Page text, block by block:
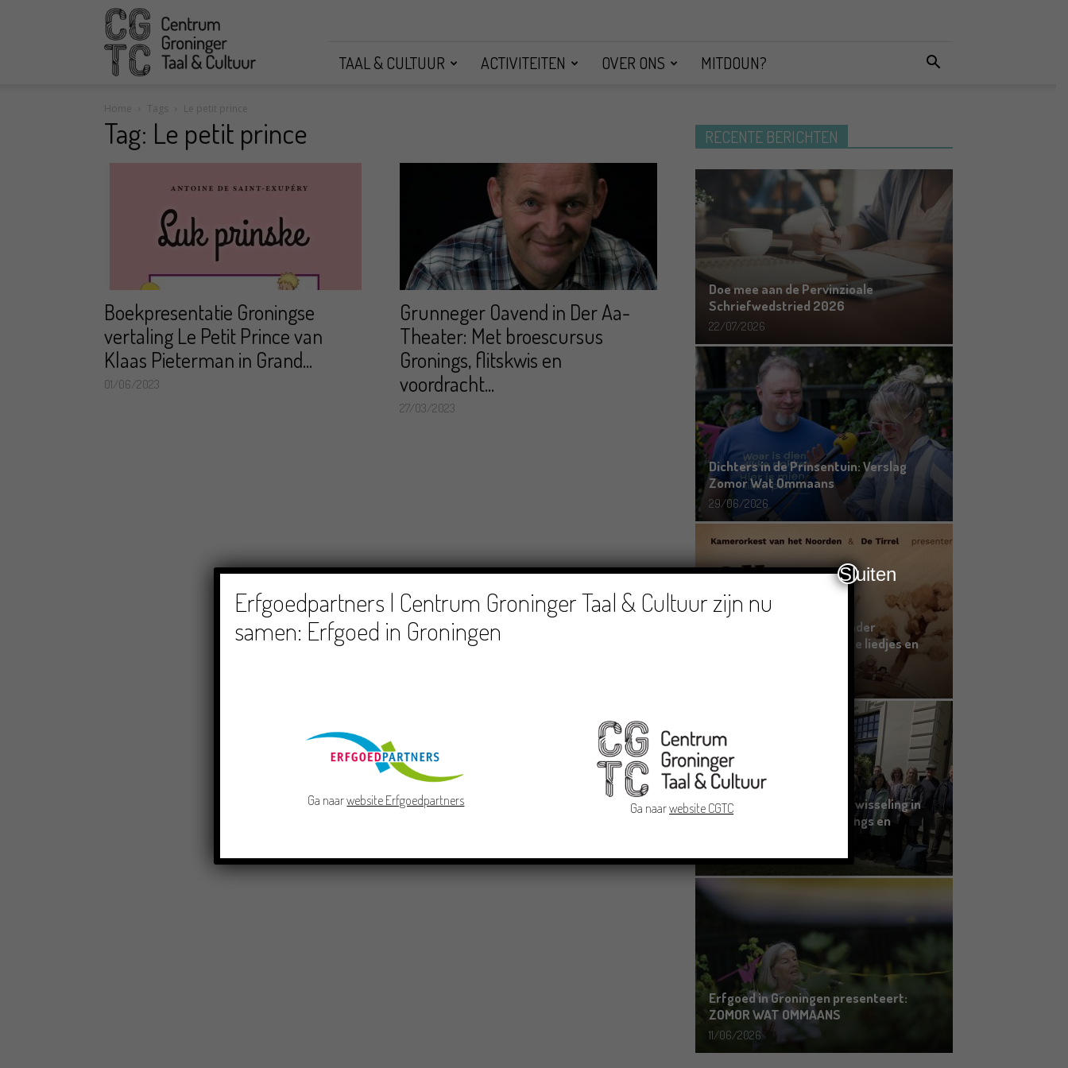
CGTC
TAAL & CULTUUR ACTIVITEITEN OVER ONS MITDOUN?
Home Tags Le petit prince
Tag: Le petit prince
Boekpresentatie Groningse
vertaling Le Petit Prince van
Klaas Pieterman in Grand...
01/06/2023
Grunneger Oavend in Der Aa-
Theater: Met broescursus
Gronings, flitskwis en
voordracht...
27/03/2023
RECENTE BERICHTEN
Doe mee aan de Pervinzioale
Schriefwedstried 2026
22/07/2026
Dichters in de Prinsentuin: Verslag
Zomor Wat Ommaans
29/06/2026
Crowdfunding voor bijzonder
kinderboek met Groningse liedjes en
Grensoverschrijdende uitwisseling in
Oldenburg rond het Gronings en
19/06/2026
Erfgoed in Groningen presenteert:
ZOMOR WAT OMMAANS
11/06/2026
Erfgoedpartners | Centrum Groninger Taal & Cultuur zijn nu
samen: Erfgoed in Groningen
Ga naarwebsite Erfgoedpartners
Ga naarwebsite CGTC
Sluiten